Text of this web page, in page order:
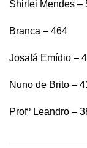
Shirlei Mendes –
Branca – 464
Josafá Emídio –
Nuno de Brito –
Profº Leandro –